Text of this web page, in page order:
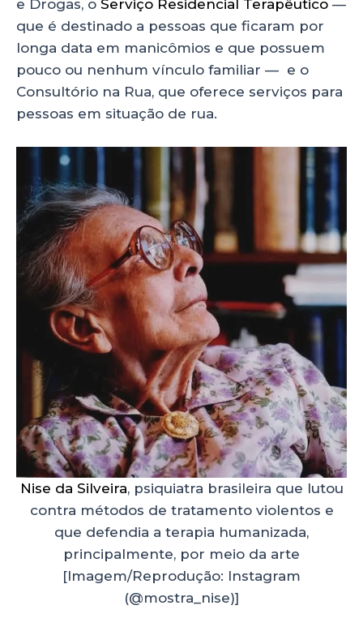
e Drogas, o Serviço Residencial Terapêutico —
que é destinado a pessoas que ficaram por
longa data em manicômios e que possuem
pouco ou nenhum vínculo familiar — e o
Consultório na Rua, que oferece serviços para
pessoas em situação de rua.
Nise da Silveira, psiquiatra brasileira que lutou
contra métodos de tratamento violentos e
que defendia a terapia humanizada,
principalmente, por meio da arte
[Imagem/Reprodução: Instagram
(@mostra_nise)]